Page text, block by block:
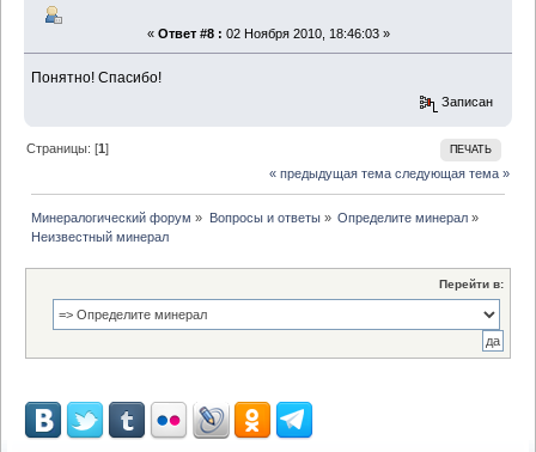
« Ответ #8 : 02 Ноября 2010, 18:46:03 »
Понятно! Спасибо!
Записан
ПЕЧАТЬ
Страницы: [1]
« предыдущая тема следующая тема »
Минералогический форум » Вопросы и ответы» Определите минерал»
Неизвестный минерал
Перейти в: